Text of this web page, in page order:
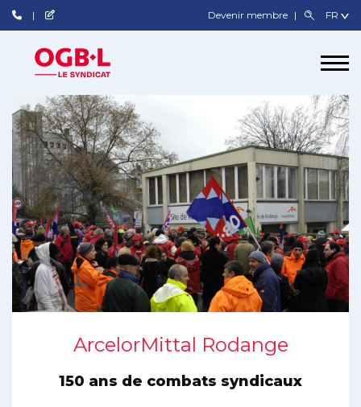
Devenir membre
ArcelorMittal Rodange
150 ans de combats syndicaux